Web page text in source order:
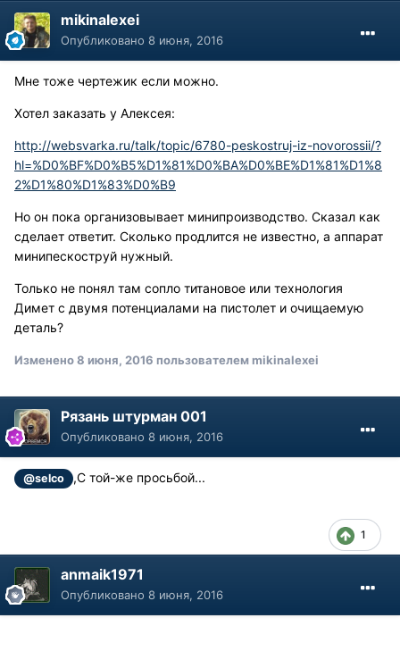
mikinalexei
Опубликовано 8 июня, 2016
Мне тоже чертежик если можно.
Хотел заказать у Алексея:
http://websvarka.ru/talk/topic/6780-peskostruj-iz-novorossii/?
hl=%D0%BF%D0%B5%D1%81%D0%BA%D0%BE%D1%81%D1%8
2%D1%80%D1%83%D0%B9
Но он пока организовывает минипроизводство. Сказал как
сделает ответит. Сколько продлится не известно, а аппарат
минипескоструй нужный.
Только не понял там сопло титановое или технология
Димет с двумя потенциалами на пистолет и очищаемую
деталь?
Изменено8 июня, 2016 пользователем mikinalexei
Рязань штурман 001
Опубликовано 8 июня, 2016
@selco ,С той-же просьбой...
1
anmaik1971
Опубликовано 8 июня, 2016